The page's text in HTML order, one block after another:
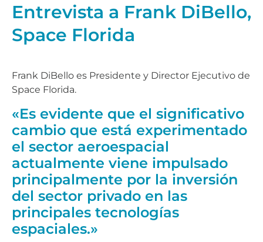
Entrevista a Frank DiBello,
Space Florida
Frank DiBello es Presidente y Director Ejecutivo de
Space Florida.
«Es evidente que el significativo
cambio que está experimentado
el sector aeroespacial
actualmente viene impulsado
principalmente por la inversión
del sector privado en las
principales tecnologías
espaciales.»